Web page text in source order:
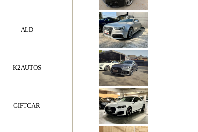
ALD
K2AUTOS
GIFTCAR